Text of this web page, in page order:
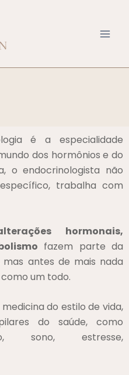
é a especialidade
dos hormônios e do
o endocrinologista não
trabalha com
hormonais,
fazem parte da
antes de mais nada
um todo.
do estilo de vida,
do saúde, como
sono, estresse,